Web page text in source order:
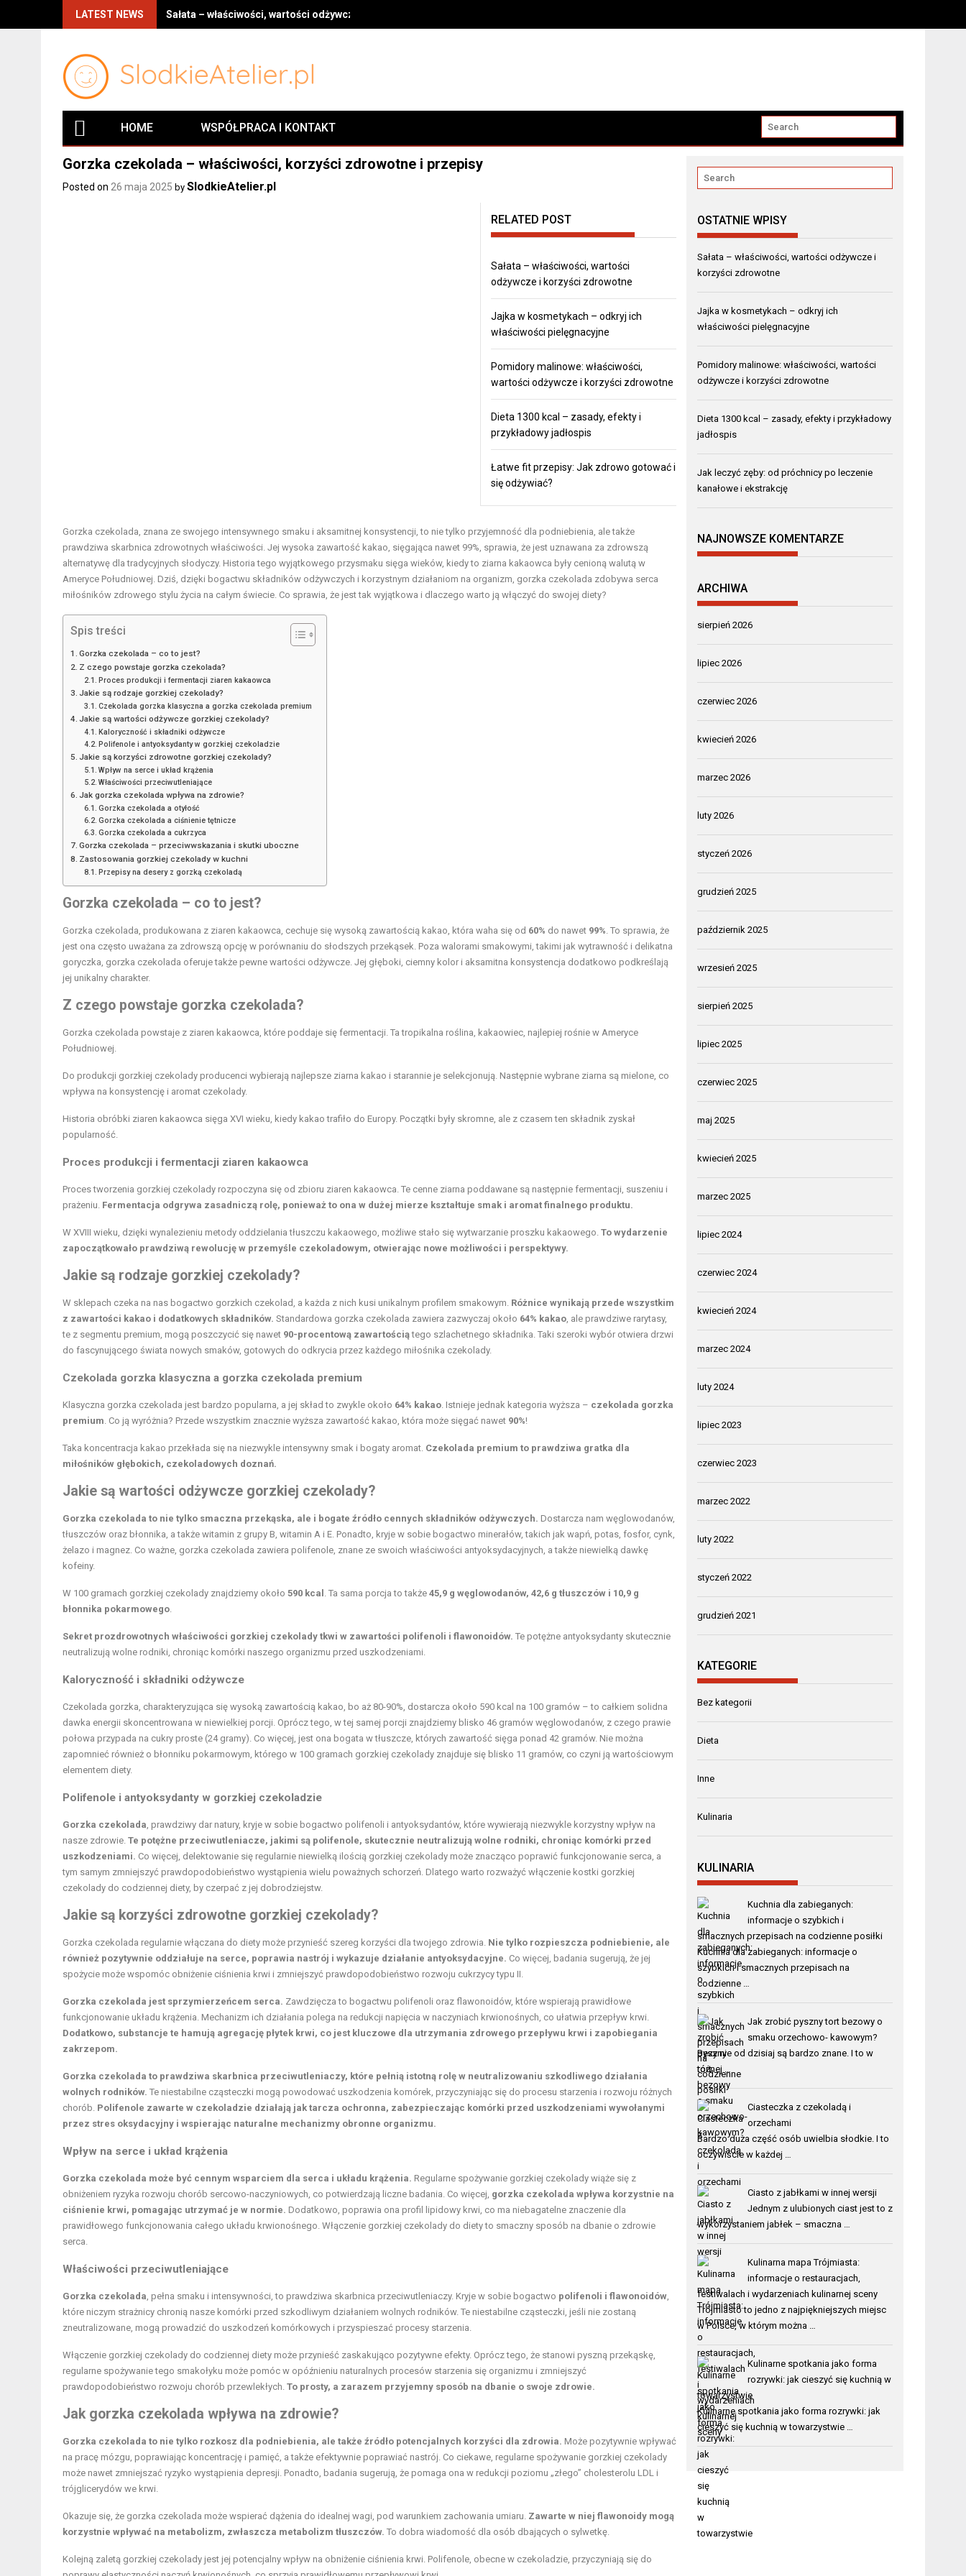
LATEST NEWS Sałata – właściwości, wartości odżywcze i korzyści zdrowotne
HOME WSPÓŁPRACA I KONTAKT
Gorzka czekolada – właściwości, korzyści zdrowotne i przepisy
Posted on 26 maja 2025 by SlodkieAtelier.pl
RELATED POST
Sałata – właściwości, wartości
odżywcze i korzyści zdrowotne
Jajka w kosmetykach – odkryj ich
właściwości pielęgnacyjne
Pomidory malinowe: właściwości,
wartości odżywcze i korzyści zdrowotne
Dieta 1300 kcal – zasady, efekty i
przykładowy jadłospis
Łatwe fit przepisy: Jak zdrowo gotować i
się odżywiać?
Gorzka czekolada, znana ze swojego intensywnego smaku i aksamitnej konsystencji, to nie tylko przyjemność dla podniebienia, ale także
prawdziwa skarbnica zdrowotnych właściwości. Jej wysoka zawartość kakao, sięgająca nawet 99%, sprawia, że jest uznawana za zdrowszą
alternatywę dla tradycyjnych słodyczy. Historia tego wyjątkowego przysmaku sięga wieków, kiedy to ziarna kakaowca były cenioną walutą w
Ameryce Południowej. Dziś, dzięki bogactwu składników odżywczych i korzystnym działaniom na organizm, gorzka czekolada zdobywa serca
miłośników zdrowego stylu życia na całym świecie. Co sprawia, że jest tak wyjątkowa i dlaczego warto ją włączyć do swojej diety?
Spis treści
Gorzka czekolada – co to jest?
Z czego powstaje gorzka czekolada?
Proces produkcji i fermentacji ziaren kakaowca
Jakie są rodzaje gorzkiej czekolady?
Czekolada gorzka klasyczna a gorzka czekolada premium
Jakie są wartości odżywcze gorzkiej czekolady?
Kaloryczność i składniki odżywcze
Polifenole i antyoksydanty w gorzkiej czekoladzie
Jakie są korzyści zdrowotne gorzkiej czekolady?
Wpływ na serce i układ krążenia
Właściwości przeciwutleniające
Jak gorzka czekolada wpływa na zdrowie?
Gorzka czekolada a otyłość
Gorzka czekolada a ciśnienie tętnicze
Gorzka czekolada a cukrzyca
Gorzka czekolada – przeciwwskazania i skutki uboczne
Zastosowania gorzkiej czekolady w kuchni
Przepisy na desery z gorzką czekoladą
Gorzka czekolada – co to jest?
Gorzka czekolada, produkowana z ziaren kakaowca, cechuje się wysoką zawartością kakao, która waha się od 60% do nawet 99%. To sprawia, że
jest ona często uważana za zdrowszą opcję w porównaniu do słodszych przekąsek. Poza walorami smakowymi, takimi jak wytrawność i delikatna
goryczka, gorzka czekolada oferuje także pewne wartości odżywcze. Jej głęboki, ciemny kolor i aksamitna konsystencja dodatkowo podkreślają
jej unikalny charakter.
Z czego powstaje gorzka czekolada?
Gorzka czekolada powstaje z ziaren kakaowca, które poddaje się fermentacji. Ta tropikalna roślina, kakaowiec, najlepiej rośnie w Ameryce
Południowej.
Do produkcji gorzkiej czekolady producenci wybierają najlepsze ziarna kakao i starannie je selekcjonują. Następnie wybrane ziarna są mielone, co
wpływa na konsystencję i aromat czekolady.
Historia obróbki ziaren kakaowca sięga XVI wieku, kiedy kakao trafiło do Europy. Początki były skromne, ale z czasem ten składnik zyskał
popularność.
Proces produkcji i fermentacji ziaren kakaowca
Proces tworzenia gorzkiej czekolady rozpoczyna się od zbioru ziaren kakaowca. Te cenne ziarna poddawane są następnie fermentacji, suszeniu i
prażeniu. Fermentacja odgrywa zasadniczą rolę, ponieważ to ona w dużej mierze kształtuje smak i aromat finalnego produktu.
W XVIII wieku, dzięki wynalezieniu metody oddzielania tłuszczu kakaowego, możliwe stało się wytwarzanie proszku kakaowego. To wydarzenie
zapoczątkowało prawdziwą rewolucję w przemyśle czekoladowym, otwierając nowe możliwości i perspektywy.
Jakie są rodzaje gorzkiej czekolady?
W sklepach czeka na nas bogactwo gorzkich czekolad, a każda z nich kusi unikalnym profilem smakowym. Różnice wynikają przede wszystkim
z zawartości kakao i dodatkowych składników. Standardowa gorzka czekolada zawiera zazwyczaj około 64% kakao, ale prawdziwe rarytasy,
te z segmentu premium, mogą poszczycić się nawet 90-procentową zawartościątego szlachetnego składnika. Taki szeroki wybór otwiera drzwi
do fascynującego świata nowych smaków, gotowych do odkrycia przez każdego miłośnika czekolady.
Czekolada gorzka klasyczna a gorzka czekolada premium
Klasyczna gorzka czekolada jest bardzo popularna, a jej skład to zwykle około 64% kakao. Istnieje jednak kategoria wyższa – czekolada gorzka
premium. Co ją wyróżnia? Przede wszystkim znacznie wyższa zawartość kakao, która może sięgać nawet 90%!
Taka koncentracja kakao przekłada się na niezwykle intensywny smak i bogaty aromat. Czekolada premium to prawdziwa gratka dla
miłośników głębokich, czekoladowych doznań.
Jakie są wartości odżywcze gorzkiej czekolady?
Gorzka czekolada to nie tylko smaczna przekąska, ale i bogate źródło cennych składników odżywczych. Dostarcza nam węglowodanów,
tłuszczów oraz błonnika, a także witamin z grupy B, witamin A i E. Ponadto, kryje w sobie bogactwo minerałów, takich jak wapń, potas, fosfor, cynk,
żelazo i magnez. Co ważne, gorzka czekolada zawiera polifenole, znane ze swoich właściwości antyoksydacyjnych, a także niewielką dawkę
kofeiny.
W 100 gramach gorzkiej czekolady znajdziemy około 590 kcal . Ta sama porcja to także 45,9 g węglowodanów, 42,6 g tłuszczów i 10,9 g
błonnika pokarmowego.
Sekret prozdrowotnych właściwości gorzkiej czekolady tkwi w zawartości polifenoli i flawonoidów. Te potężne antyoksydanty skutecznie
neutralizują wolne rodniki, chroniąc komórki naszego organizmu przed uszkodzeniami.
Kaloryczność i składniki odżywcze
Czekolada gorzka, charakteryzująca się wysoką zawartością kakao, bo aż 80-90%, dostarcza około 590 kcal na 100 gramów – to całkiem solidna
dawka energii skoncentrowana w niewielkiej porcji. Oprócz tego, w tej samej porcji znajdziemy blisko 46 gramów węglowodanów, z czego prawie
połowa przypada na cukry proste (24 gramy). Co więcej, jest ona bogata w tłuszcze, których zawartość sięga ponad 42 gramów. Nie można
zapomnieć również o błonniku pokarmowym, którego w 100 gramach gorzkiej czekolady znajduje się blisko 11 gramów, co czyni ją wartościowym
elementem diety.
Polifenole i antyoksydanty w gorzkiej czekoladzie
Gorzka czekolada, prawdziwy dar natury, kryje w sobie bogactwo polifenoli i antyoksydantów, które wywierają niezwykle korzystny wpływ na
nasze zdrowie. Te potężne przeciwutleniacze, jakimi są polifenole, skutecznie neutralizują wolne rodniki, chroniąc komórki przed
uszkodzeniami. Co więcej, delektowanie się regularnie niewielką ilością gorzkiej czekolady może znacząco poprawić funkcjonowanie serca, a
tym samym zmniejszyć prawdopodobieństwo wystąpienia wielu poważnych schorzeń. Dlatego warto rozważyć włączenie kostki gorzkiej
czekolady do codziennej diety, by czerpać z jej dobrodziejstw.
Jakie są korzyści zdrowotne gorzkiej czekolady?
Gorzka czekolada regularnie włączana do diety może przynieść szereg korzyści dla twojego zdrowia. Nie tylko rozpieszcza podniebienie, ale
również pozytywnie oddziałuje na serce, poprawia nastrój i wykazuje działanie antyoksydacyjne. Co więcej, badania sugerują, że jej
spożycie może wspomóc obniżenie ciśnienia krwi i zmniejszyć prawdopodobieństwo rozwoju cukrzycy typu II.
Gorzka czekolada jest sprzymierzeńcem serca. Zawdzięcza to bogactwu polifenoli oraz flawonoidów, które wspierają prawidłowe
funkcjonowanie układu krążenia. Mechanizm ich działania polega na redukcji napięcia w naczyniach krwionośnych, co ułatwia przepływ krwi.
Dodatkowo, substancje te hamują agregację płytek krwi, co jest kluczowe dla utrzymania zdrowego przepływu krwi i zapobiegania
zakrzepom.
Gorzka czekolada to prawdziwa skarbnica przeciwutleniaczy, które pełnią istotną rolę w neutralizowaniu szkodliwego działania
wolnych rodników. Te niestabilne cząsteczki mogą powodować uszkodzenia komórek, przyczyniając się do procesu starzenia i rozwoju różnych
chorób. Polifenole zawarte w czekoladzie działają jak tarcza ochronna, zabezpieczając komórki przed uszkodzeniami wywołanymi
przez stres oksydacyjny i wspierając naturalne mechanizmy obronne organizmu.
Wpływ na serce i układ krążenia
Gorzka czekolada może być cennym wsparciem dla serca i układu krążenia. Regularne spożywanie gorzkiej czekolady wiąże się z
obniżeniem ryzyka rozwoju chorób sercowo-naczyniowych, co potwierdzają liczne badania. Co więcej, gorzka czekolada wpływa korzystnie na
ciśnienie krwi, pomagając utrzymać je w normie. Dodatkowo, poprawia ona profil lipidowy krwi, co ma niebagatelne znaczenie dla
prawidłowego funkcjonowania całego układu krwionośnego. Włączenie gorzkiej czekolady do diety to smaczny sposób na dbanie o zdrowie
serca.
Właściwości przeciwutleniające
Gorzka czekolada, pełna smaku i intensywności, to prawdziwa skarbnica przeciwutleniaczy. Kryje w sobie bogactwo polifenoli i flawonoidów,
które niczym strażnicy chronią nasze komórki przed szkodliwym działaniem wolnych rodników. Te niestabilne cząsteczki, jeśli nie zostaną
zneutralizowane, mogą prowadzić do uszkodzeń komórkowych i przyspieszać procesy starzenia.
Włączenie gorzkiej czekolady do codziennej diety może przynieść zaskakująco pozytywne efekty. Oprócz tego, że stanowi pyszną przekąskę,
regularne spożywanie tego smakołyku może pomóc w opóźnieniu naturalnych procesów starzenia się organizmu i zmniejszyć
prawdopodobieństwo rozwoju chorób przewlekłych. To prosty, a zarazem przyjemny sposób na dbanie o swoje zdrowie.
Jak gorzka czekolada wpływa na zdrowie?
Gorzka czekolada to nie tylko rozkosz dla podniebienia, ale także źródło potencjalnych korzyści dla zdrowia. Może pozytywnie wpływać
na pracę mózgu, poprawiając koncentrację i pamięć, a także efektywnie poprawiać nastrój. Co ciekawe, regularne spożywanie gorzkiej czekolady
może nawet zmniejszać ryzyko wystąpienia depresji. Ponadto, badania sugerują, że pomaga ona w redukcji poziomu „złego” cholesterolu LDL i
trójglicerydów we krwi.
Okazuje się, że gorzka czekolada może wspierać dążenia do idealnej wagi, pod warunkiem zachowania umiaru. Zawarte w niej flawonoidy mogą
korzystnie wpływać na metabolizm, zwłaszcza metabolizm tłuszczów. To dobra wiadomość dla osób dbających o sylwetkę.
Kolejną zaletą gorzkiej czekolady jest jej potencjalny wpływ na obniżenie ciśnienia krwi. Polifenole, obecne w czekoladzie, przyczyniają się do
OSTATNIE WPISY
Sałata – właściwości, wartości odżywcze i
korzyści zdrowotne
Jajka w kosmetykach – odkryj ich
właściwości pielęgnacyjne
Pomidory malinowe: właściwości, wartości
odżywcze i korzyści zdrowotne
Dieta 1300 kcal – zasady, efekty i przykładowy
jadłospis
Jak leczyć zęby: od próchnicy po leczenie
kanałowe i ekstrakcję
NAJNOWSZE KOMENTARZE
ARCHIWA
sierpień 2026
lipiec 2026
czerwiec 2026
kwiecień 2026
marzec 2026
luty 2026
styczeń 2026
grudzień 2025
październik 2025
wrzesień 2025
sierpień 2025
lipiec 2025
czerwiec 2025
maj 2025
kwiecień 2025
marzec 2025
lipiec 2024
czerwiec 2024
kwiecień 2024
marzec 2024
luty 2024
lipiec 2023
czerwiec 2023
marzec 2022
luty 2022
styczeń 2022
grudzień 2021
KATEGORIE
Bez kategorii
Dieta
Inne
Kulinaria
KULINARIA
Kuchnia dla zabieganych:
informacje o szybkich i
smacznych przepisach na codzienne posiłki
Kuchnia dla zabieganych: informacje o
szybkich i smacznych przepisach na
codzienne …
Jak zrobić pyszny tort bezowy o
smaku orzechowo- kawowym?
Bezy nie od dzisiaj są bardzo znane. I to w
różnej …
Ciasteczka z czekoladą i
orzechami
Bardzo duża część osób uwielbia słodkie. I to
oczywiście w każdej …
Ciasto z jabłkami w innej wersji
Jednym z ulubionych ciast jest to z
wykorzystaniem jabłek – smaczna …
Kulinarna mapa Trójmiasta:
informacje o restauracjach,
festiwalach i wydarzeniach kulinarnej sceny
Trójmiasto to jedno z najpiękniejszych miejsc
w Polsce, w którym można …
Kulinarne spotkania jako forma
rozrywki: jak cieszyć się kuchnią w
towarzystwie
Kulinarne spotkania jako forma rozrywki: jak
cieszyć się kuchnią w towarzystwie …